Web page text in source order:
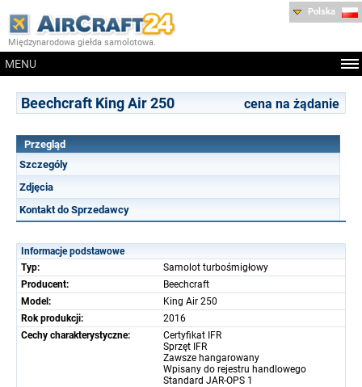
Międzynarodowa giełda samolotowa.
MENU
Polska
Beechcraft King Air 250 cena na żądanie
Przegląd
Szczególy
Zdjęcia
Kontakt do Sprzedawcy
Informacje podstawowe
Typ:
Samolot turbośmigłowy
Producent:
Beechcraft
Model:
King Air 250
Rok produkcji:
2016
Cechy charakterystyczne:
Certyfikat IFR
Sprzęt IFR
Zawsze hangarowany
Wpisany do rejestru handlowego
Standard JAR-OPS 1